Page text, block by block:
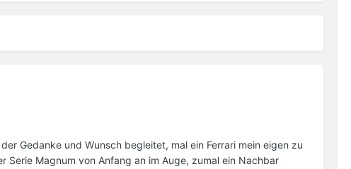
Gedanke und Wunsch begleitet, mal ein Ferrari mein eigen zu
Serie Magnum von Anfang an im Auge, zumal ein Nachbar